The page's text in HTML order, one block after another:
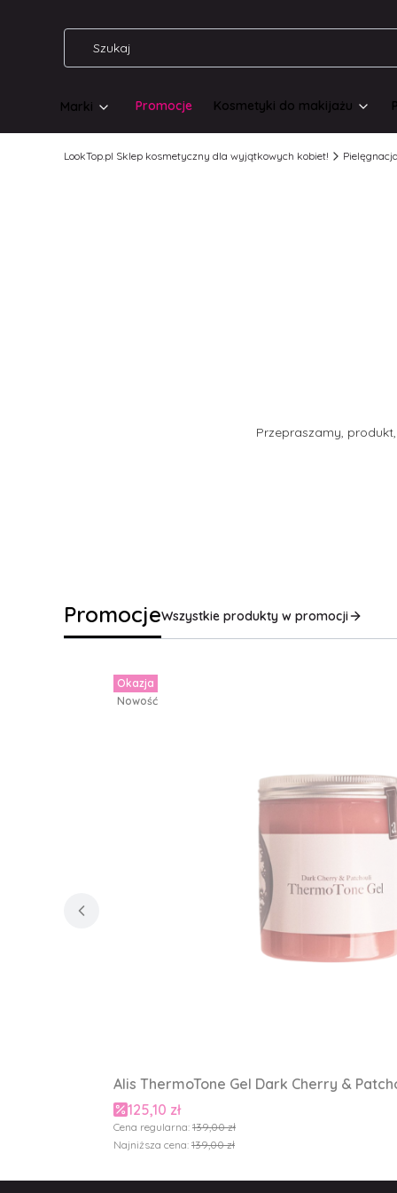
Marki Promocje Kosmetyki do makijażu
LookTop.pl Sklep kosmetyczny dla wyjątkowych kobiet!
Przepraszamy,
PromocjeWszystkie produkty w promocji
Okazja
Nowość
Alis ThermoTone Gel Dark Cherry &
Cena promocyjna
125,10 zł
Cena regularna: 139,00 zł
Najniższa cena: 139,00 zł